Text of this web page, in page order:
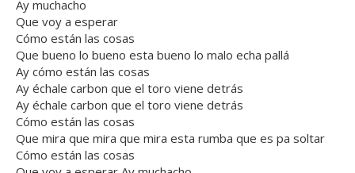
Ay muchacho
Que voy a esperar
Cómo están las cosas
Que bueno lo bueno esta bueno lo malo echa pallá
Ay cómo están las cosas
Ay échale carbon que el toro viene detrás
Ay échale carbon que el toro viene detrás
Cómo están las cosas
Que mira que mira que mira esta rumba que es pa soltar
Cómo están las cosas